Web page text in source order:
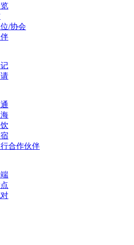
/协会
合作伙伴